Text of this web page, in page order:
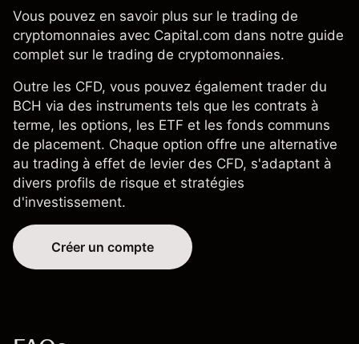
Vous pouvez en savoir plus sur le trading de
cryptomonnaies avec Capital.com dans notre guide
complet sur le trading de cryptomonnaies.
Outre les CFD, vous pouvez également trader du
BCH via des instruments tels que les contrats à
terme, les options, les ETF et les fonds communs
de placement. Chaque option offre une alternative
au trading à effet de levier des CFD, s'adaptant à
divers profils de risque et stratégies
d'investissement.
Créer un compte